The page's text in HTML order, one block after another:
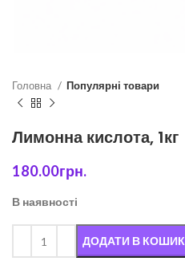
Головна Популярні товари
Лимонна кислота, 1кг
180.00грн.
В наявності
ДОДАТИ В КОШИК